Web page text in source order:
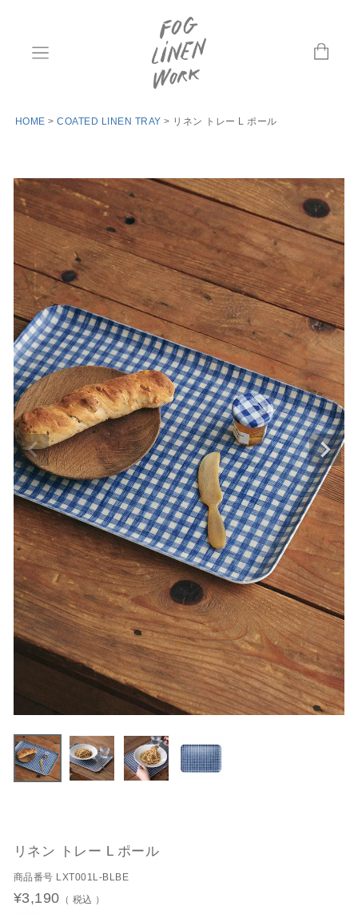
HOME COATED LINEN TRAY リネン トレー L ポール
リネン トレー L ポール
商品番号 LXT001L-BLBE
¥3,190 税込